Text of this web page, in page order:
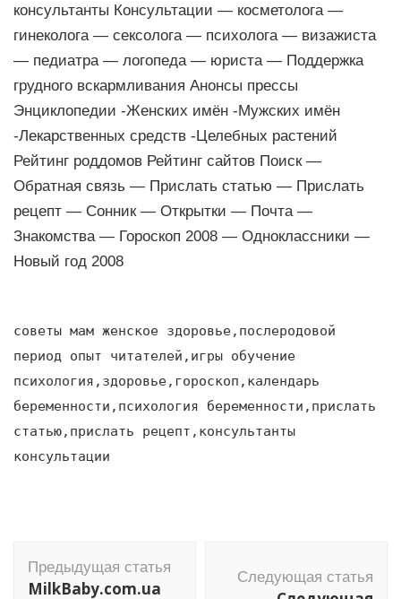
консультанты Консультации — косметолога —
гинеколога — сексолога — психолога — визажиста
— педиатра — логопеда — юриста — Поддержка
грудного вскармливания Анонсы прессы
Энциклопедии -Женских имён -Мужских имён
-Лекарственных средств -Целебных растений
Рейтинг роддомов Рейтинг сайтов Поиск —
Обратная связь — Прислать статью — Прислать
рецепт — Сонник — Открытки — Почта —
Знакомства — Гороскоп 2008 — Одноклассники —
Новый год 2008
советы мам женское здоровье,послеродовой
период опыт читателей,игры обучение
психология,здоровье,гороскоп,календарь
беременности,психология беременности,прислать
статью,прислать рецепт,консультанты
консультации
по
Предыдущая статья
MilkBaby.com.ua
Следующая статья